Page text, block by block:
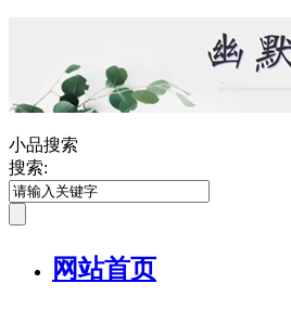
小品搜索
搜索:
网站首页